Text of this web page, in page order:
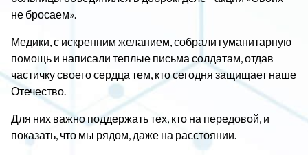
не бросаем».
Медики, с искренним желанием, собрали гуманитарную
помощь и написали теплые письма солдатам, отдав
частичку своего сердца тем, кто сегодня защищает наше
Отечество.
Для них важно поддержать тех, кто на передовой, и
показать, что мы рядом, даже на расстоянии.